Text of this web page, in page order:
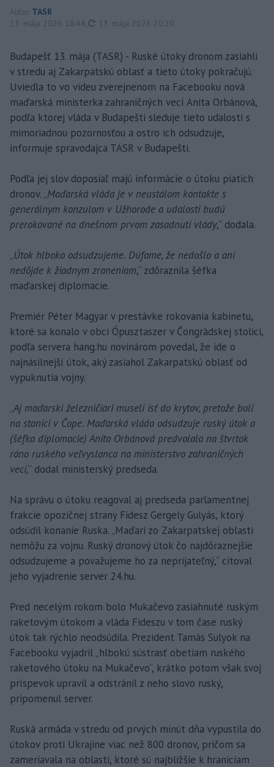
Autor TASR
13. mája 2026 18:44
aktualizované
13. mája 2026 20:20
Budapešť 13. mája (TASR) - Ruské útoky dronom zasiahli
v stredu aj Zakarpatskú oblasť a tieto útoky pokračujú.
Uviedla to vo videu zverejnenom na Facebooku nová
maďarská ministerka zahraničných vecí Anita Orbánová,
podľa ktorej vláda v Budapešti sleduje tieto udalosti s
mimoriadnou pozornosťou a ostro ich odsudzuje,
informuje spravodajca TASR v Budapešti.
Podľa jej slov doposiaľ majú informácie o útoku piatich
dronov. „Maďarská vláda je v neustálom kontakte s
generálnym konzulom v Užhorode a udalosti budú
prerokované na dnešnom prvom zasadnutí vlády,“ dodala.
„Útok hlboko odsudzujeme. Dúfame, že nedošlo a ani
nedôjde k žiadnym zraneniam,“ zdôraznila šéfka
maďarskej diplomacie.
Premiér Péter Magyar v prestávke rokovania kabinetu,
ktoré sa konalo v obci Ópusztaszer v Čongrádskej stolici,
podľa servera hang.hu novinárom povedal, že ide o
najnásilnejší útok, aký zasiahol Zakarpatskú oblasť od
vypuknutia vojny.
„Aj maďarskí železničiari museli ísť do krytov, pretože boli
na stanici v Čope. Maďarská vláda odsudzuje ruský útok a
(šéfka diplomacie) Anita Orbánová predvolala na štvrtok
ráno ruského veľvyslanca na ministerstvo zahraničných
vecí,“ dodal ministerský predseda.
Na správu o útoku reagoval aj predseda parlamentnej
frakcie opozičnej strany Fidesz Gergely Gulyás, ktorý
odsúdil konanie Ruska. „Maďari zo Zakarpatskej oblasti
nemôžu za vojnu. Ruský dronový útok čo najdôraznejšie
odsudzujeme a považujeme ho za neprijateľný,“ citoval
jeho vyjadrenie server 24.hu.
Pred necelým rokom bolo Mukačevo zasiahnuté ruským
raketovým útokom a vláda Fideszu v tom čase ruský
útok tak rýchlo neodsúdila. Prezident Tamás Sulyok na
Facebooku vyjadril „hlbokú sústrasť obetiam ruského
raketového útoku na Mukačevo“, krátko potom však svoj
príspevok upravil a odstránil z neho slovo ruský,
pripomenul server.
Ruská armáda v stredu od prvých minút dňa vypustila do
útokov proti Ukrajine viac než 800 dronov, pričom sa
zameriavala na oblasti, ktoré sú najbližšie k hraniciam